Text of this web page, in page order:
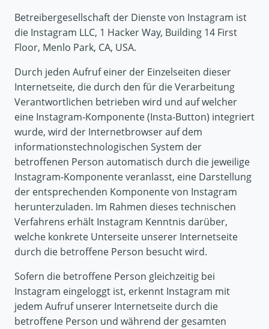
Betreibergesellschaft der Dienste von Instagram ist
die Instagram LLC, 1 Hacker Way, Building 14 First
Floor, Menlo Park, CA, USA.
Durch jeden Aufruf einer der Einzelseiten dieser
Internetseite, die durch den für die Verarbeitung
Verantwortlichen betrieben wird und auf welcher
eine Instagram-Komponente (Insta-Button) integriert
wurde, wird der Internetbrowser auf dem
informationstechnologischen System der
betroffenen Person automatisch durch die jeweilige
Instagram-Komponente veranlasst, eine Darstellung
der entsprechenden Komponente von Instagram
herunterzuladen. Im Rahmen dieses technischen
Verfahrens erhält Instagram Kenntnis darüber,
welche konkrete Unterseite unserer Internetseite
durch die betroffene Person besucht wird.
Sofern die betroffene Person gleichzeitig bei
Instagram eingeloggt ist, erkennt Instagram mit
jedem Aufruf unserer Internetseite durch die
betroffene Person und während der gesamten